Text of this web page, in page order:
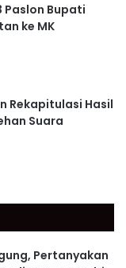
Paslon Bupati
ke MK
Rekapitulasi Hasil
Suara
Pertanyakan